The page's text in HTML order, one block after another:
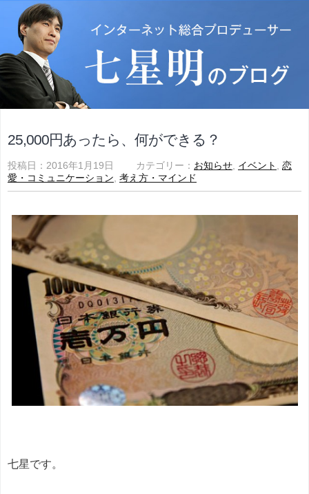
25,000円あったら、何ができる？
投稿日：2016年1月19日 カテゴリー： お知らせ, イベント , 恋
愛・コミュニケーション, 考え方・マインド
七星です。